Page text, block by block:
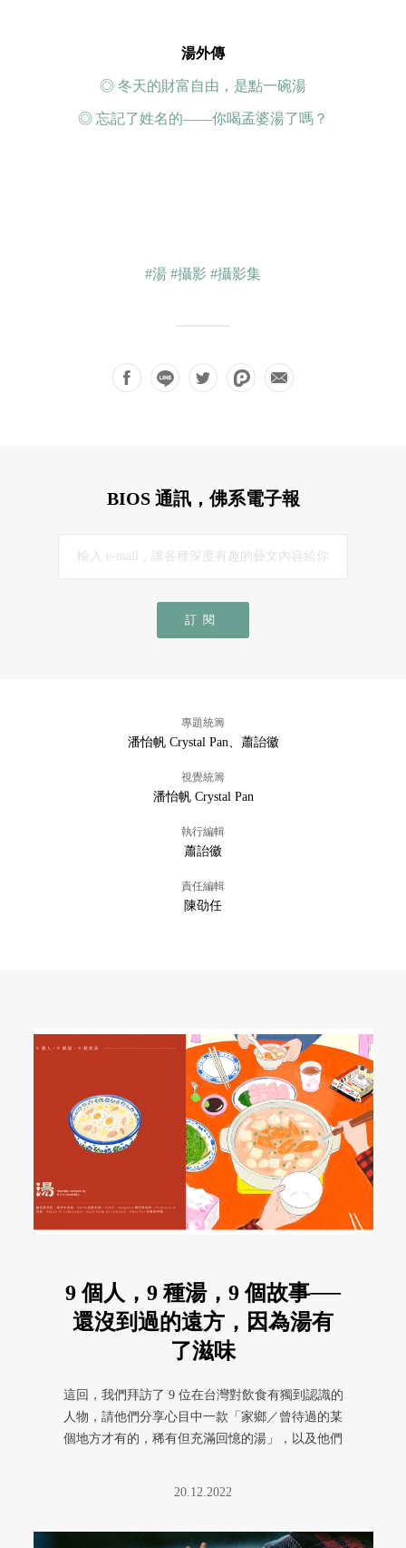
湯外傳
◎ 冬天的財富自由，是點一碗湯
◎ 忘記了姓名的——你喝孟婆湯了嗎？
#湯 #攝影 #攝影集
BIOS 通訊，佛系電子報
訂閱
專題統籌
潘怡帆 Crystal Pan、蕭詒徽
視覺統籌
潘怡帆 Crystal Pan
執行編輯
蕭詒徽
責任編輯
陳劭任
9 個人，9 種湯，9 個故事──
還沒到過的遠方，因為湯有
了滋味
這回，我們拜訪了 9 位在台灣對飲食有獨到認識的
人物，請他們分享心目中一款「家鄉／曾待過的某
個地方才有的，稀有但充滿回憶的湯」，以及他們
20.12.2022